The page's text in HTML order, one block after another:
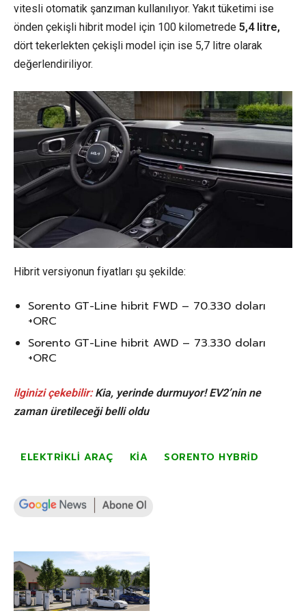
vitesli otomatik şanzıman kullanılıyor. Yakıt tüketimi ise
önden çekişli hibrit model için 100 kilometrede 5,4 litre,
dört tekerlekten çekişli model için ise 5,7 litre olarak
değerlendiriliyor.
Hibrit versiyonun fiyatları şu şekilde:
Sorento GT-Line hibrit FWD – 70.330 doları
+ORC
Sorento GT-Line hibrit AWD – 73.330 doları
+ORC
ilginizi çekebilir: Kia, yerinde durmuyor! EV2’nin ne
zaman üretileceği belli oldu
ELEKTRIKLI ARAÇ KIA SORENTO HYBRID